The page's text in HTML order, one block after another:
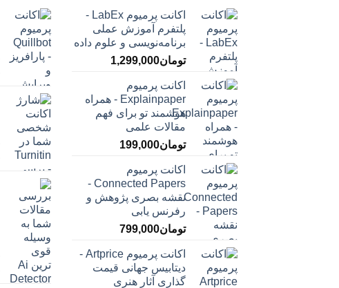
اکانت پرمیوم LabEx -
پلتفرم آموزش عملی
برنامه‌نویسی و علوم داده
تومان1,299,000
اکانت پرمیوم
Explainpaper - همراه
هوشمند تو برای فهم
مقالات علمی
تومان199,000
اکانت پرمیوم
Connected Papers -
نقشه بصری پژوهش و
رفرنس یابی
تومان799,000
اکانت پرمیوم Artprice -
دیتابیس جهانی قیمت
‌گذاری آثار هنری